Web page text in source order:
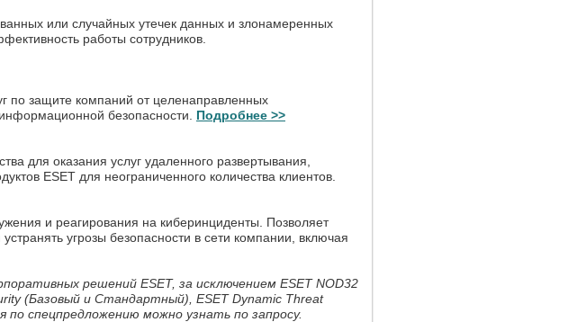
или случайных утечек данных и злонамеренных
работы сотрудников.
по защите компаний от целенаправленных
безопасности. Подробнее >>
для оказания услуг удаленного развертывания,
ESET для неограниченного количества клиентов.
и реагирования на киберинциденты. Позволяет
угрозы безопасности в сети компании, включая
решений ESET, за исключением ESET NOD32
(Базовый и Стандартный), ESET Dynamic Threat
по спецпредложению можно узнать по запросу.